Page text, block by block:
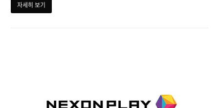
자세히 보기